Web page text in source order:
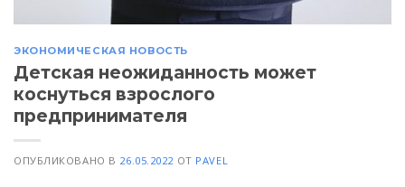
ЭКОНОМИЧЕСКАЯ НОВОСТЬ
Детская неожиданность может
коснуться взрослого
предпринимателя
ОПУБЛИКОВАНО В 26.05.2022 ОТ PAVEL